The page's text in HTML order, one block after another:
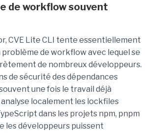
de workflow souvent
CVE Lite CLI tente essentiellement
problème de workflow avec lequel se
de nombreux développeurs.
de sécurité des dépendances
une fois le travail déjà
localement les lockfiles
dans les projets npm, pnpm
les développeurs puissent